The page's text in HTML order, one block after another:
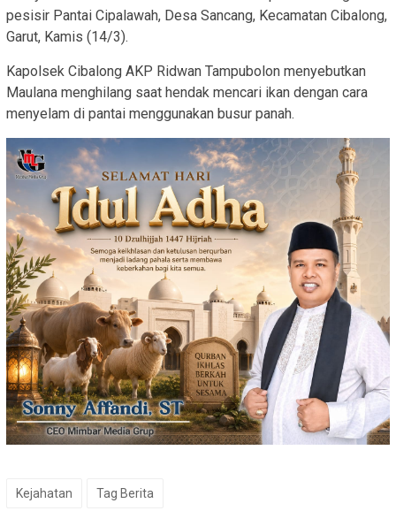
pesisir Pantai Cipalawah, Desa Sancang, Kecamatan Cibalong,
Garut, Kamis (14/3).
Kapolsek Cibalong AKP Ridwan Tampubolon menyebutkan
Maulana menghilang saat hendak mencari ikan dengan cara
menyelam di pantai menggunakan busur panah.
Kejahatan Tag Berita